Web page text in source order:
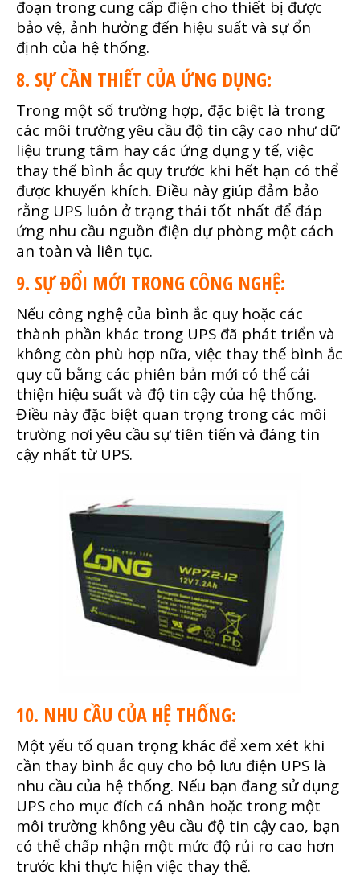
đoạn trong cung cấp điện cho thiết bị được
bảo vệ, ảnh hưởng đến hiệu suất và sự ổn
định của hệ thống.
8. SỰ CẦN THIẾT CỦA ỨNG DỤNG:
Trong một số trường hợp, đặc biệt là trong
các môi trường yêu cầu độ tin cậy cao như dữ
liệu trung tâm hay các ứng dụng y tế, việc
thay thế bình ắc quy trước khi hết hạn có thể
được khuyến khích. Điều này giúp đảm bảo
rằng UPS luôn ở trạng thái tốt nhất để đáp
ứng nhu cầu nguồn điện dự phòng một cách
an toàn và liên tục.
9. SỰ ĐỔI MỚI TRONG CÔNG NGHỆ:
Nếu công nghệ của bình ắc quy hoặc các
thành phần khác trong UPS đã phát triển và
không còn phù hợp nữa, việc thay thế bình ắc
quy cũ bằng các phiên bản mới có thể cải
thiện hiệu suất và độ tin cậy của hệ thống.
Điều này đặc biệt quan trọng trong các môi
trường nơi yêu cầu sự tiên tiến và đáng tin
cậy nhất từ UPS.
10. NHU CẦU CỦA HỆ THỐNG:
Một yếu tố quan trọng khác để xem xét khi
cần thay bình ắc quy cho bộ lưu điện UPS là
nhu cầu của hệ thống. Nếu bạn đang sử dụng
UPS cho mục đích cá nhân hoặc trong một
môi trường không yêu cầu độ tin cậy cao, bạn
có thể chấp nhận một mức độ rủi ro cao hơn
trước khi thực hiện việc thay thế.